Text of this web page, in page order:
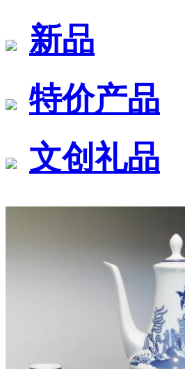
新品
特价产品
文创礼品